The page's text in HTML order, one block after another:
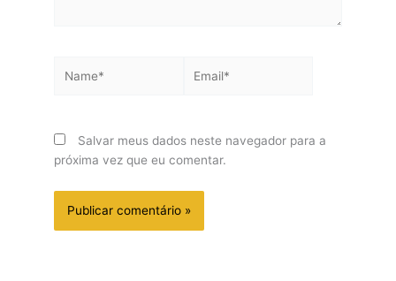
Salvar meus dados neste navegador para a
próxima vez que eu comentar.